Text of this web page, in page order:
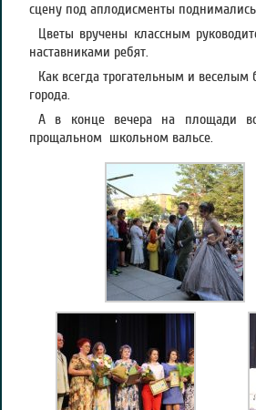
сцену под аплодисменты
Цветы вручены классным
наставниками ребят.
Как всегда трогательным и
города.
А в конце вечера на площади
прощальном школьном вальсе.